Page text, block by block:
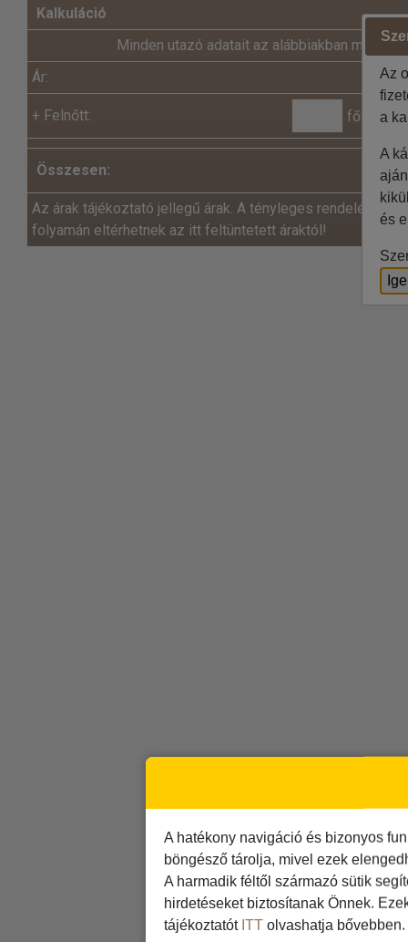
Kalkuláció
Minden utazó adatait az alábbiakban
Ár:
+ Felnőtt: fő x
Összesen:
Az árak tájékoztató jellegű árak. A tényleges rendelés és
folyamán eltérhetnek az itt feltüntetett áraktól!
A hatékony navigáció és bizonyos
böngésző tárolja, mivel ezek
A harmadik féltől származó sütik
hirdetéseket biztosítanak Önnek.
tájékoztatót ITT olvashatja bővebben.
Az
a
A
és